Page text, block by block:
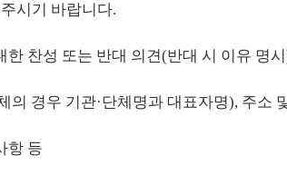
시기 바랍니다.
한 찬성 또는 반대 의견(반대 시 이유 명
의 경우 기관·단체명과 대표자명), 주소
항 등